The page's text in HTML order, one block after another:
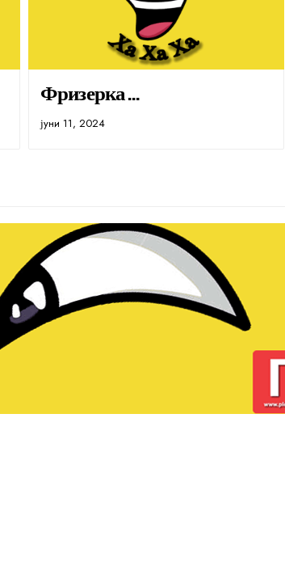
Фризерка…
јуни 11, 2024